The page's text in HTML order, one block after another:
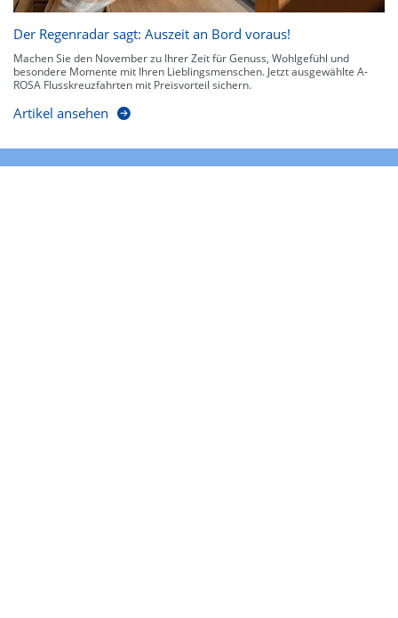
Der Regenradar sagt: Auszeit an Bord voraus!
Machen Sie den November zu Ihrer Zeit für Genuss, Wohlgefühl und
besondere Momente mit Ihren Lieblingsmenschen. Jetzt ausgewählte A-
ROSA Flusskreuzfahrten mit Preisvorteil sichern.
Artikel ansehen